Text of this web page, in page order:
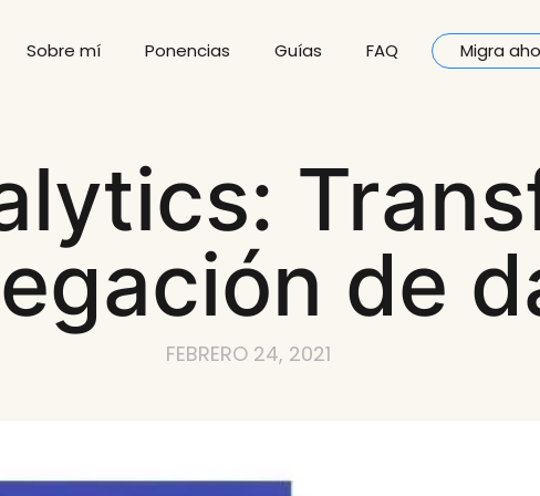
Sobre mí Ponencias Guías FAQ Migra
de
FEBRERO 24, 2021